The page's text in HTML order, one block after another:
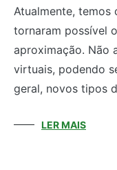
Atualmente,
tornaram possível
aproximação. Não
virtuais, podendo
geral, novos tipos
LER MAIS